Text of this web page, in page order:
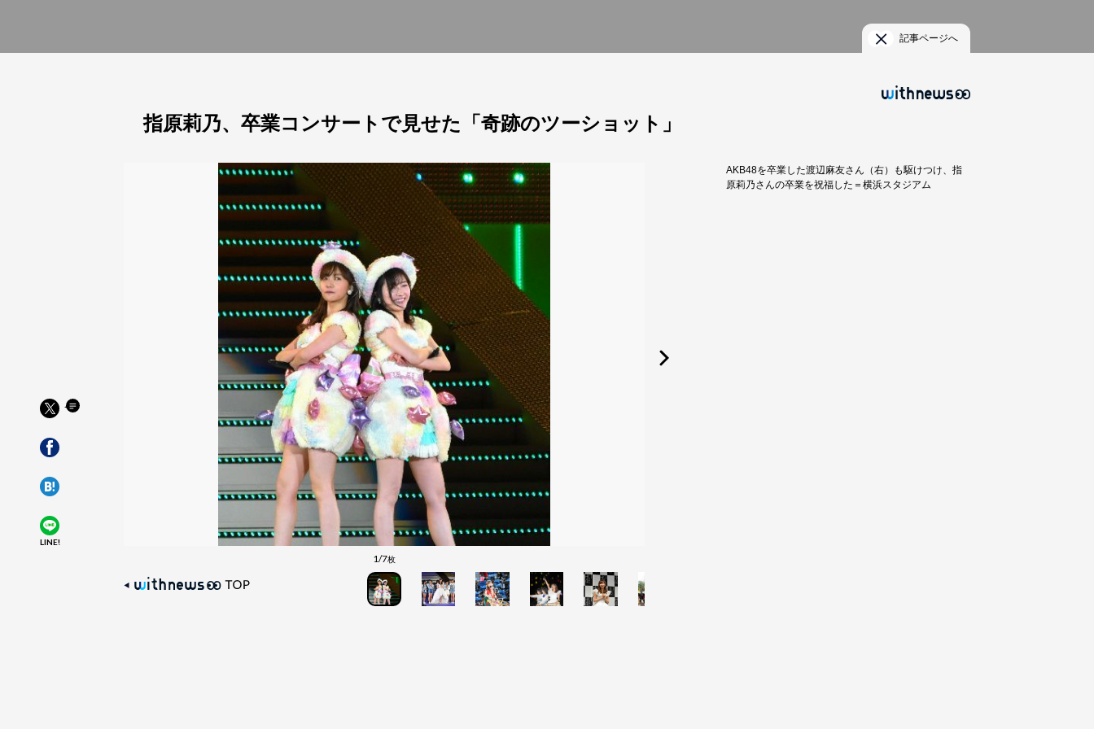
LINE!
記事ページへ
指原莉乃、卒業コンサートで見せた「奇跡のツーショット」
1/7枚
AKB48を卒業した渡辺麻友さん（右）も駆けつけ、指
原莉乃さんの卒業を祝福した＝横浜スタジアム